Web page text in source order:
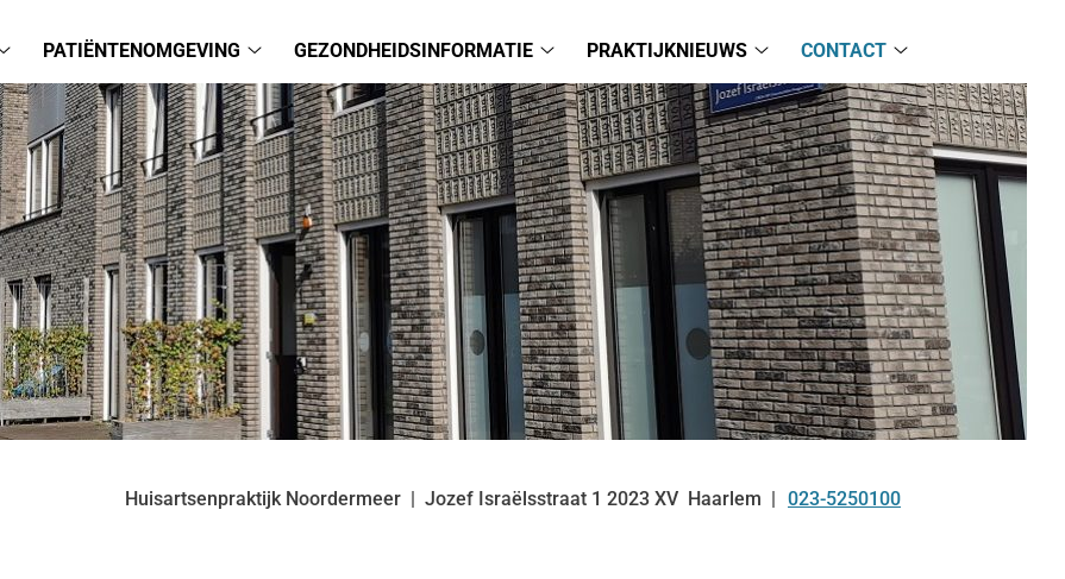
praktijk
submenu
PATIËNTENOMGEVING
submenu
GEZONDHEIDSINFORMATIE
submenu
PRAKTIJKNIEUWS
submenu
CONTACT
submenu
Huisartsenpraktijk Noordermeer Jozef Israëlsstraat 1 2023 XV Haarlem Tel:
023-5250100